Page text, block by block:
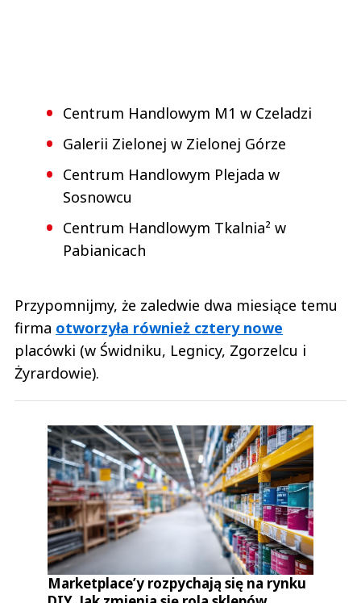
Centrum Handlowym M1 w Czeladzi
Galerii Zielonej w Zielonej Górze
Centrum Handlowym Plejada w
Sosnowcu
Centrum Handlowym Tkalnia² w
Pabianicach
Przypomnijmy, że zaledwie dwa miesiące temu
firma otworzyła również cztery nowe
placówki (w Świdniku, Legnicy, Zgorzelcu i
Żyrardowie).
Marketplace’y rozpychają się na rynku